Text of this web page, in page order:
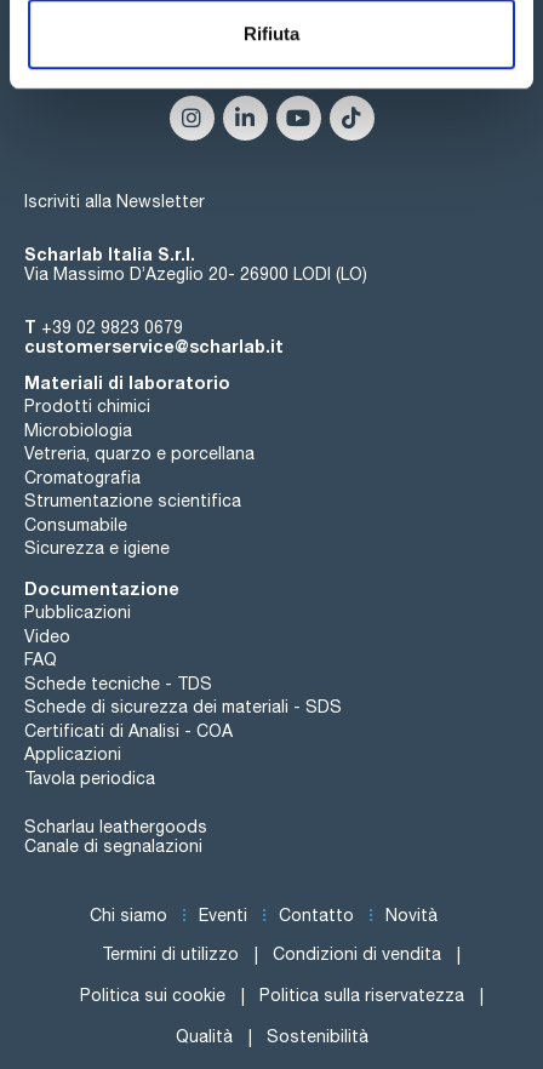
Rifiuta
Seguici:
Iscriviti alla Newsletter
Scharlab Italia S.r.l.
Via Massimo D’Azeglio 20- 26900 LODI (LO)
T +39 02 9823 0679
customerservice@scharlab.it
Materiali di laboratorio
Prodotti chimici
Microbiologia
Vetreria, quarzo e porcellana
Cromatografia
Strumentazione scientifica
Consumabile
Sicurezza e igiene
Documentazione
Pubblicazioni
Video
FAQ
Schede tecniche - TDS
Schede di sicurezza dei materiali - SDS
Certificati di Analisi - COA
Applicazioni
Tavola periodica
Scharlau leathergoods
Canale di segnalazioni
Chi siamo Eventi Contatto Novità
Termini di utilizzo Condizioni di vendita
Politica sui cookie Politica sulla riservatezza
Qualità Sostenibilità